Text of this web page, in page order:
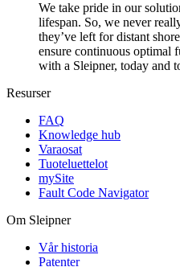
We take pride in our
lifespan. So, we never
they’ve left for distant
ensure continuous optimal
with a Sleipner, today and
Resurser
FAQ
Knowledge hub
Varaosat
Tuoteluettelot
mySite
Fault Code Navigator
Om Sleipner
Vår historia
Patenter